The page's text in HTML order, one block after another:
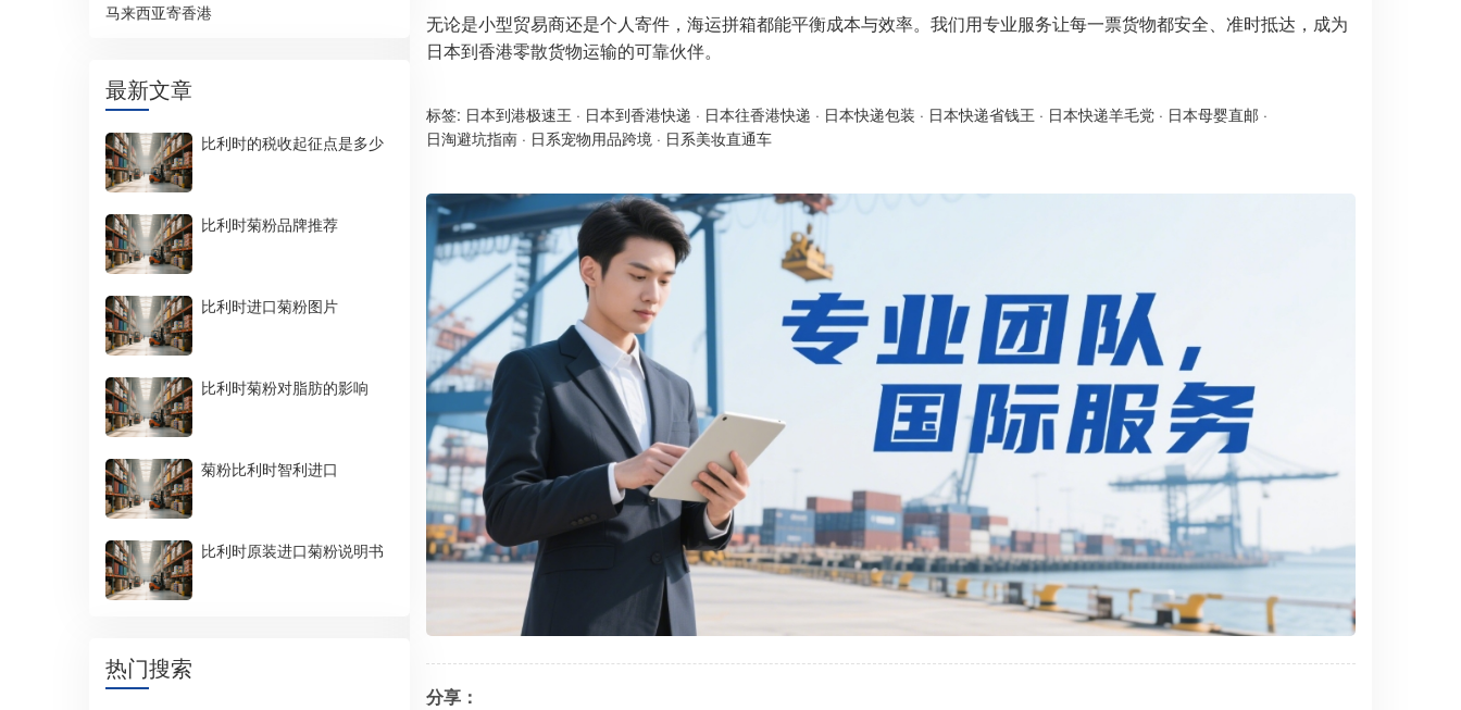
马来西亚寄香港
最新文章
比利时的税收起征点是多少
比利时菊粉品牌推荐
比利时进口菊粉图片
比利时菊粉对脂肪的影响
菊粉比利时智利进口
比利时原装进口菊粉说明书
热门搜索
无论是小型贸易商还是个人寄件，海运拼箱都能平衡成本与效率。我们用专业服务让每一票货物都安全、准时抵达，成为
日本到香港零散货物运输的可靠伙伴。
标签: 日本到港极速王 · 日本到香港快递 · 日本往香港快递 · 日本快递包装 · 日本快递省钱王 · 日本快递羊毛党 · 日本母婴直邮 ·
日淘避坑指南 · 日系宠物用品跨境 · 日系美妆直通车
分享：